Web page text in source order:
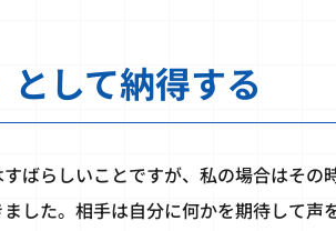
して納得する
ばらしいことですが、私の場合はその
した。相手は自分に何かを期待して声